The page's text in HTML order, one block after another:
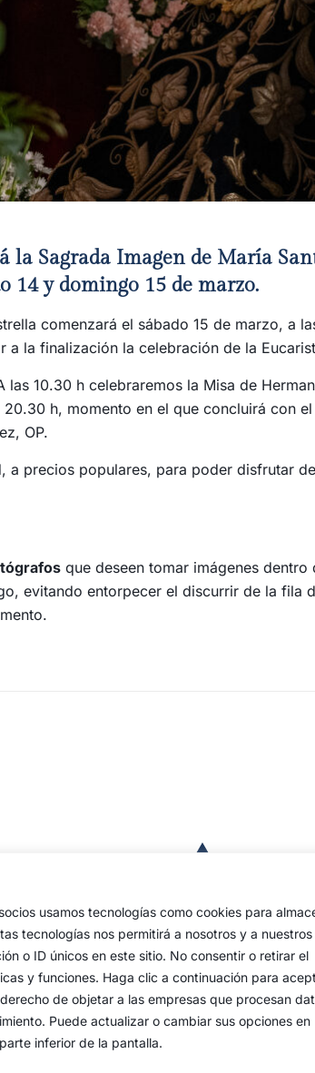
usamos tecnologías como cookies para
tecnologías nos permitirá a nosotros y a nuestros
o ID únicos en este sitio. No consentir o retirar el
y funciones. Haga clic a continuación para
de objetar a las empresas que procesan
Puede actualizar o cambiar sus opciones en
inferior de la pantalla.
la Sagrada Imagen de María
14 y domingo 15 de marzo.
comenzará el sábado 15 de marzo, a
a la finalización la celebración de la
10.30 h celebraremos la Misa de
h, momento en el que concluirá con
OP.
a precios populares, para poder disfrutar
que deseen tomar imágenes
evitando entorpecer el discurrir de la
las
4